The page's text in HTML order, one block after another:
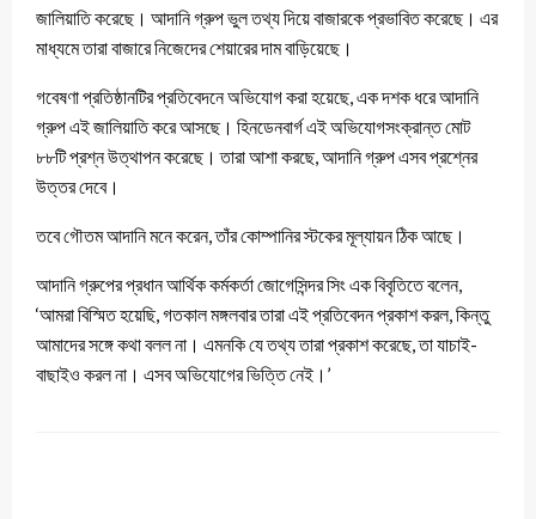
জালিয়াতি করেছে। আদানি গ্রুপ ভুল তথ্য দিয়ে বাজারকে প্রভাবিত করেছে। এর
মাধ্যমে তারা বাজারে নিজেদের শেয়ারের দাম বাড়িয়েছে।
গবেষণা প্রতিষ্ঠানটির প্রতিবেদনে অভিযোগ করা হয়েছে, এক দশক ধরে আদানি
গ্রুপ এই জালিয়াতি করে আসছে। হিনডেনবার্গ এই অভিযোগসংক্রান্ত মোট
৮৮টি প্রশ্ন উত্থাপন করেছে। তারা আশা করছে, আদানি গ্রুপ এসব প্রশ্নের
উত্তর দেবে।
তবে গৌতম আদানি মনে করেন, তাঁর কোম্পানির স্টকের মূল্যায়ন ঠিক আছে।
আদানি গ্রুপের প্রধান আর্থিক কর্মকর্তা জোগেসিন্দর সিং এক বিবৃতিতে বলেন,
‘আমরা বিস্মিত হয়েছি, গতকাল মঙ্গলবার তারা এই প্রতিবেদন প্রকাশ করল, কিন্তু
আমাদের সঙ্গে কথা বলল না। এমনকি যে তথ্য তারা প্রকাশ করেছে, তা যাচাই-
বাছাইও করল না। এসব অভিযোগের ভিত্তি নেই।’